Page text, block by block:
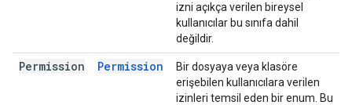
izni açıkça verilen bireysel
kullanıcılar bu sınıfa dahil
değildir.
Permission Permission
Bir dosyaya veya klasöre
erişebilen kullanıcılara verilen
izinleri temsil eden bir enum. Bu